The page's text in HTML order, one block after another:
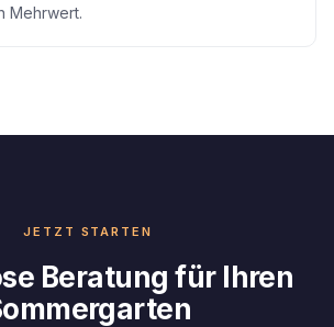
Mehrwert.
JETZT STARTEN
Beratung für Ihren